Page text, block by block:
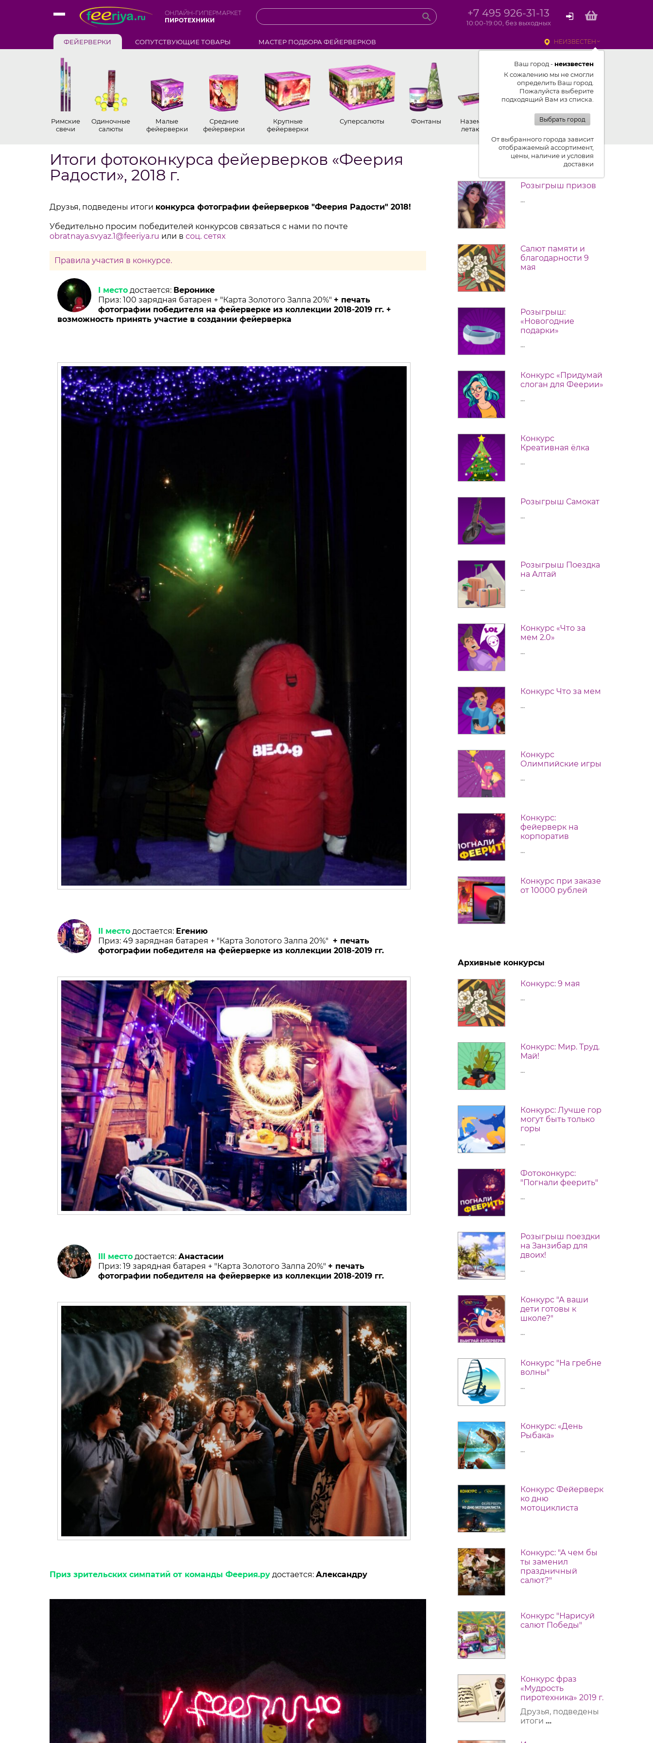
ОНЛАЙН-ГИПЕРМАРКЕТ
ПИРОТЕХНИКИ
+7 495 926-31-13
10:00-19:00, без выходных
ФЕЙЕРВЕРКИ СОПУТСТВУЮЩИЕ ТОВАРЫ МАСТЕР ПОДБОРА ФЕЙЕРВЕРКОВ НЕИЗВЕСТЕН
Ваш город - неизвестен
К сожалению мы не смогли
определить Ваш город.
Пожалуйста выберите
подходящий Вам из списка.
Выбрать город
От выбранного города зависит
отображаемый ассортимент,
цены, наличие и условия
доставки
Римские
свечи
Одиночные
салюты
Малые
фейерверки
Средние
фейерверки
Крупные
фейерверки
Суперсалюты Фонтаны
Наземные,
летающие
Петарды
Розыгрыш призов
...
Салют памяти и
благодарности 9
мая
Розыгрыш:
«Новогодние
подарки»
...
Конкурс «Придумай
слоган для Феерии»
...
Конкурс
Креативная ёлка
...
Розыгрыш Самокат
...
Розыгрыш Поездка
на Алтай
...
Конкурс «Что за
мем 2.0»
...
Конкурс Что за мем
...
Конкурс
Олимпийские игры
...
Конкурс:
фейерверк на
корпоратив
...
Конкурс при заказе
от 10000 рублей
Архивные конкурсы
Конкурс: 9 мая
...
Конкурс: Мир. Труд.
Май!
...
Конкурс: Лучше гор
могут быть только
горы
...
Фотоконкурс:
"Погнали феерить"
...
Розыгрыш поездки
на Занзибар для
двоих!
...
Конкурс "А ваши
дети готовы к
школе?"
...
Конкурс "На гребне
волны"
...
Конкурс: «День
Рыбака»
...
Конкурс Фейерверк
ко дню
мотоциклиста
Конкурс: "А чем бы
ты заменил
праздничный
салют?"
Конкурс "Нарисуй
салют Победы"
Конкурс фраз
«Мудрость
пиротехника» 2019 г.
Друзья, подведены
итоги ...
Итоги фотоконкурса фейерверков «Феерия
Радости», 2018 г.
Друзья, подведены итоги конкурса фотографии фейерверков "Феерия Радости" 2018!
Убедительно просим победителей конкурсов связаться с нами по почте
obratnaya.svyaz.1@feeriya.ru или в соц. сетях
Правила участия в конкурсе.
I место достается: Веронике
Приз: 100 зарядная батарея + "Карта Золотого Залпа 20%" + печать
фотографии победителя на фейерверке из коллекции 2018-2019 гг. +
возможность принять участие в создании фейерверка
II место достается: Егению
Приз: 49 зарядная батарея + "Карта Золотого Залпа 20%" + печать
фотографии победителя на фейерверке из коллекции 2018-2019 гг.
III место достается: Анастасии
Приз: 19 зарядная батарея + "Карта Золотого Залпа 20%" + печать
фотографии победителя на фейерверке из коллекции 2018-2019 гг.
Приз зрительских симпатий от команды Феерия.ру достается: Александру